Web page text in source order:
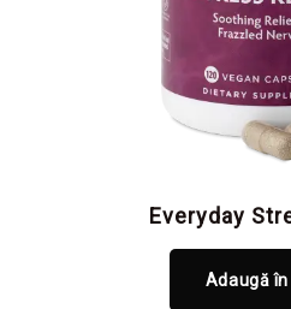
Everyday
Adaugă